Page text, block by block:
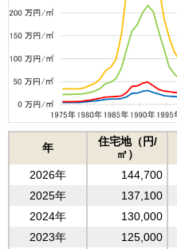
35
佐賀県
富山県
山口県
栃木県
岩手県
40
茨城県
41
島根県
42
山梨県
43
宮崎県
44
鳥取県
45
山形県
46
青森県
年
住宅地（円/
㎡）
2026年
144,700
2025年
137,100
2024年
130,000
2023年
125,000